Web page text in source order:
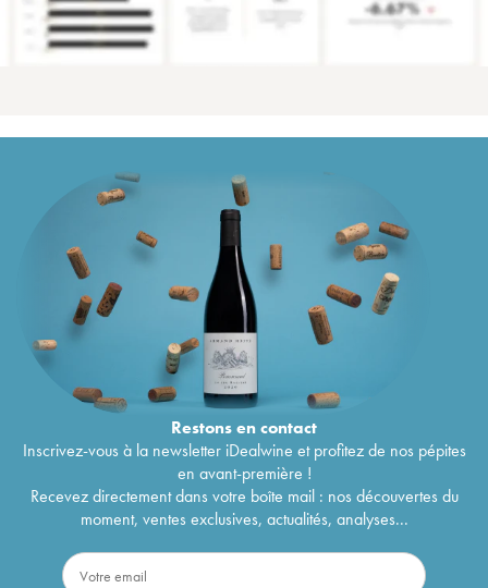
Restons encontact
Inscrivez-vous à la newsletter iDealwine et profitez de nos pépites
en avant-première !
Recevez directement dans votre boîte mail : nos découvertes du
moment, ventes exclusives, actualités, analyses...